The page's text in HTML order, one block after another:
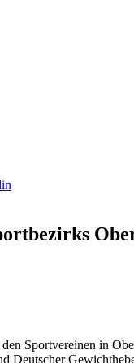
Sport­ver­ei­nen in
Deut­scher